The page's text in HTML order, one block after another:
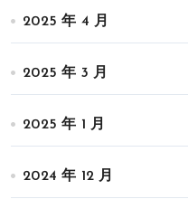
2025 年 4 月
2025 年 3 月
2025 年 1 月
2024 年 12 月